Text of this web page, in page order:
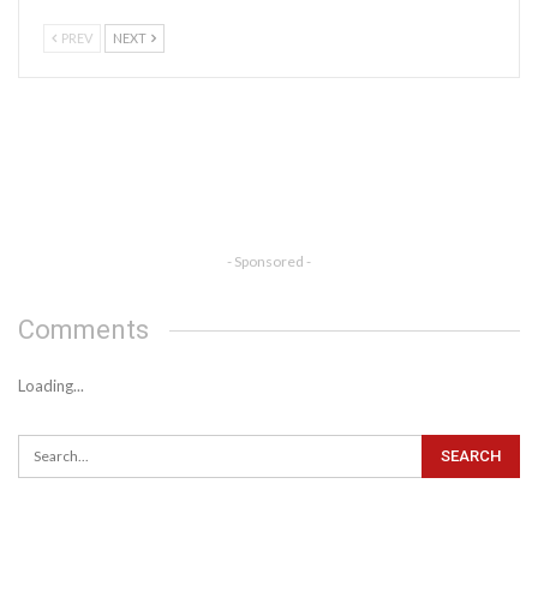
PREV NEXT
- Sponsored -
Comments
Loading...